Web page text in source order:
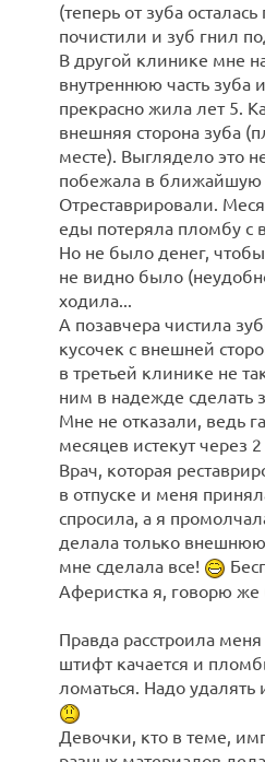
(теперь от зуба
почистили и зуб гнил
В другой клинике мне
внутреннюю часть зуба
прекрасно жила лет 5.
внешняя сторона зуба
месте). Выглядело это
побежала в ближайшую
Отреставрировали.
еды потеряла пломбу с
Но не было денег,
не видно было
ходила...
А позавчера чистила
кусочек с внешней
в третьей клинике не
ним в надежде сделать
Мне не отказали, ведь
месяцев истекут через
Врач, которая
в отпуске и меня
спросила, а я
делала только внешнюю
мне сделала все!
Аферистка я, говорю же
Правда расстроила меня
штифт качается и
ломаться. Надо удалять
Девочки, кто в теме,